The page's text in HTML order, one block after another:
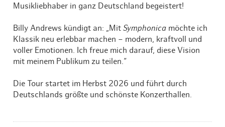
Musikliebhaber in ganz Deutschland begeistert!
Billy Andrews kündigt an: „MitSymphonica möchte ich
Klassik neu erlebbar machen – modern, kraftvoll und
voller Emotionen. Ich freue mich darauf, diese Vision
mit meinem Publikum zu teilen.“
Die Tour startet im Herbst 2026 und führt durch
Deutschlands größte und schönste Konzerthallen.